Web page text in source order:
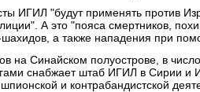
ИГИЛ "будут применять против
А это "пояса смертников,
а также нападения при
на Синайском полуострове, в
снабжает штаб ИГИЛ в Сирии и
и контрабандистской